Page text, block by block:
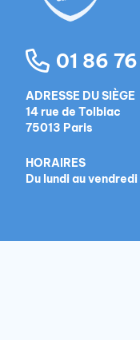
01 86
ADRESSE DU SIÈGE
14 rue de Tolbiac
75013 Paris
HORAIRES
Du lundi au